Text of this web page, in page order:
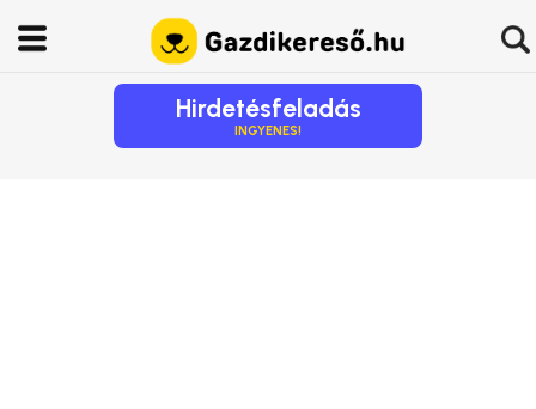
Hirdetésfeladás
INGYENES!